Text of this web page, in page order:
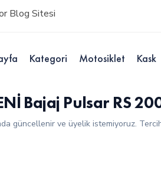
Blog Sitesi
Kategori Motosiklet Kask
Bajaj Pulsar RS
güncellenir ve üyelik istemiyoruz.